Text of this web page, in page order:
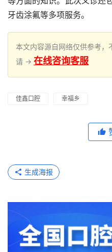
牙齿涂氟等多项服务。
本文内容源自网络仅供参考，
请 → 在线咨询客服
佳鑫口腔 幸福乡
生成海报